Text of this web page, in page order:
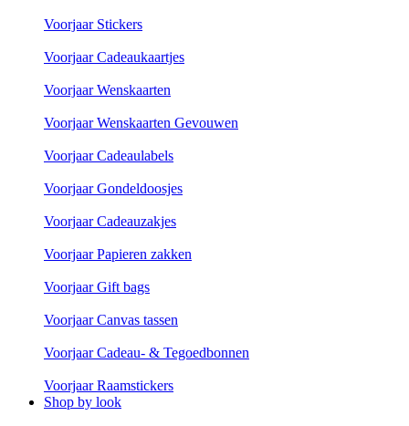
Voorjaar Stickers
Voorjaar Cadeaukaartjes
Voorjaar Wenskaarten
Voorjaar Wenskaarten Gevouwen
Voorjaar Cadeaulabels
Voorjaar Gondeldoosjes
Voorjaar Cadeauzakjes
Voorjaar Papieren zakken
Voorjaar Gift bags
Voorjaar Canvas tassen
Voorjaar Cadeau- & Tegoedbonnen
Voorjaar Raamstickers
Shop by look